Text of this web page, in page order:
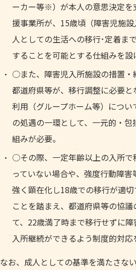
ーカー等※）が本人の意思決定を
援事業所が、15歳頃（障害児施
人としての生活への移行･定着ま
することを可能とする仕組みを設
○また、障害児入所施設の措置・
都道府県等が、移行調整に必要
利用（グループホーム等）につ
の処遇の一環として、一元的・
組みが必要。
○その際、一定年齢以上の入所で
っていない場合や、強度行動障害
強く顕在化し18歳での移行が適
ことを踏まえ、都道府県等の協
て、22歳満了時まで移行せずに
入所継続ができるよう制度的対応
なお、成人としての基準を満たさな